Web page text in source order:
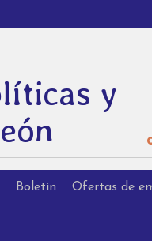
y
Boletín Ofertas de